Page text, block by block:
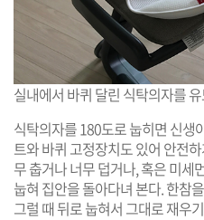
실내에서 바퀴 달린 식탁의자를
식탁의자를 180도로 눕히면 신생
트와 바퀴 고정장치도 있어 안전
무 춥거나 너무 덥거나, 혹은 미세
눕혀 집안을 돌아다녀 본다. 한참
그럴 때 뒤로 눕혀서 그대로 재우